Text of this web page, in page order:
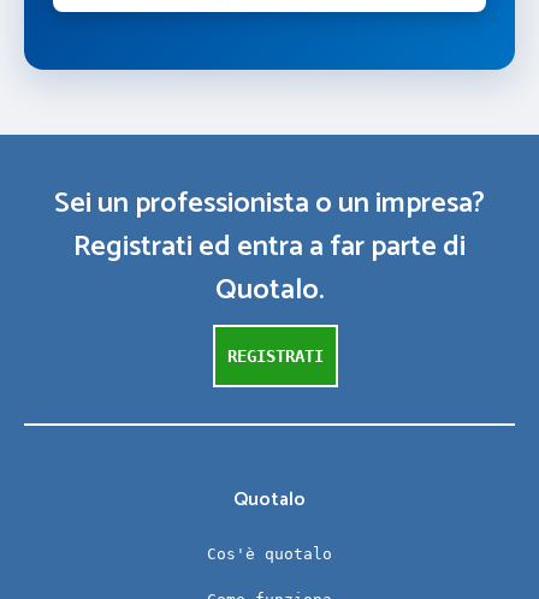
Sei un professionista o un impresa?
Registrati ed entra a far parte di
Quotalo.
REGISTRATI
Quotalo
Cos'è quotalo